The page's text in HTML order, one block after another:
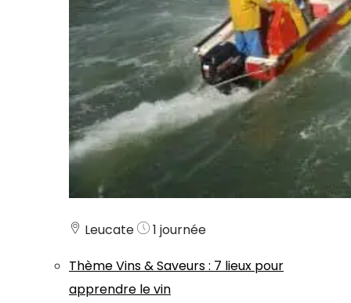
Leucate
1 journée
ThèmeVins & Saveurs: 7 lieux pour
apprendre le vin